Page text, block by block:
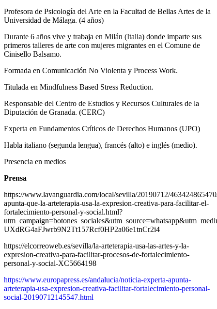
Profesora de Psicología del Arte en la Facultad de Bellas Artes de la
Universidad de Málaga. (4 años)
Durante 6 años vive y trabaja en Milán (Italia) donde imparte sus
primeros talleres de arte con mujeres migrantes en el Comune de
Cinisello Balsamo.
Formada en Comunicación No Violenta y Process Work.
Titulada en Mindfulness Based Stress Reduction.
Responsable del Centro de Estudios y Recursos Culturales de la
Diputación de Granada. (CERC)
Experta en Fundamentos Críticos de Derechos Humanos (UPO)
Habla italiano (segunda lengua), francés (alto) e inglés (medio).
Presencia en medios
Prensa
https://www.lavanguardia.com/local/sevilla/20190712/
apunta-que-la-arteterapia-usa-la-expresion-creativa-para-facilitar-el-
fortalecimiento-personal-y-social.html?
UXdRG4aFJwrb9N2Tt157Rcf0HP2a06e1tnCr2i4
https://elcorreoweb.es/sevilla/la-arteterapia-usa-las-artes-y-la-
expresion-creativa-para-facilitar-procesos-de-fortalecimiento-
personal-y-social-XC5664198
https://www.europapress.es/andalucia/noticia-experta-apunta-
arteterapia-usa-expresion-creativa-facilitar-fortalecimiento-personal-
social-20190712145547.html